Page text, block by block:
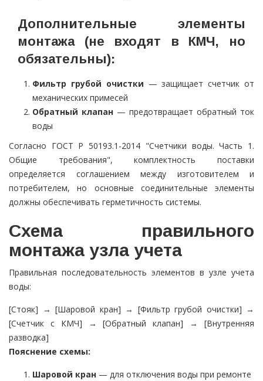
Дополнительные элементы
монтажа (не входят в КМЧ, но
обязательны):
Фильтр грубой очистки — защищает счетчик от
механических примесей
Обратный клапан — предотвращает обратный ток
воды
Согласно ГОСТ Р 50193.1-2014 "Счетчики воды. Часть 1.
Общие требования", комплектность поставки
определяется соглашением между изготовителем и
потребителем, но основные соединительные элементы
должны обеспечивать герметичность системы.
Схема правильного
монтажа узла учета
Правильная последовательность элементов в узле учета
воды:
[Стояк] → [Шаровой кран] → [Фильтр грубой очистки] →
[Счетчик с КМЧ] → [Обратный клапан] → [Внутренняя
разводка]
Пояснение схемы:
Шаровой кран — для отключения воды при ремонте